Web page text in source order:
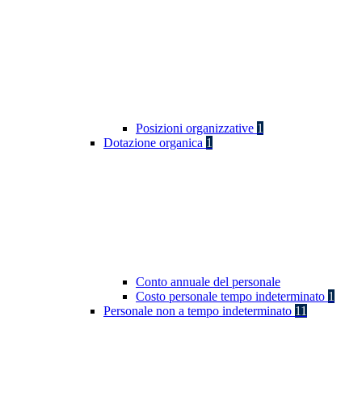
Posizioni organizzative 1
Dotazione organica 1
Conto annuale del personale
Costo personale tempo indeterminato 1
Personale non a tempo indeterminato 11